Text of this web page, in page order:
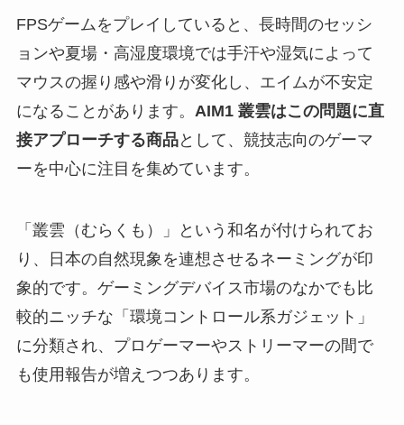
FPSゲームをプレイしていると、長時間のセッシ
ョンや夏場・高湿度環境では手汗や湿気によって
マウスの握り感や滑りが変化し、エイムが不安定
になることがあります。 AIM1 叢雲はこの問題に直
接アプローチする商品として、競技志向のゲーマ
ーを中心に注目を集めています。
「叢雲（むらくも）」という和名が付けられてお
り、日本の自然現象を連想させるネーミングが印
象的です。ゲーミングデバイス市場のなかでも比
較的ニッチな「環境コントロール系ガジェット」
に分類され、プロゲーマーやストリーマーの間で
も使用報告が増えつつあります。